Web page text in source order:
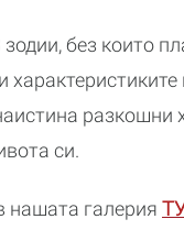
без които
характеристиките
разкошни
си.
нашата галерия